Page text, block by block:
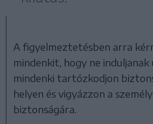
A figyelmeztetésben arra
mindenkit, hogy ne induljanak
mindenki tartózkodjon
helyen és vigyázzon a
biztonságára.